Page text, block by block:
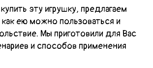
эту игрушку, предлагаем
ею можно пользоваться и
Мы приготовили для Вас
и способов применения